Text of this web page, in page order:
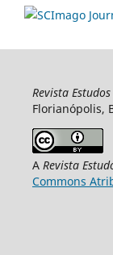
Revista
Florianópolis,
A Revista
Commons